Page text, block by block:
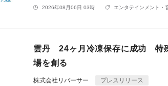
2026年08月06日 03時 エンタテインメント・
雲丹 24ヶ月冷凍保存に成功 特
場を創る
株式会社リバーサー プレスリリース